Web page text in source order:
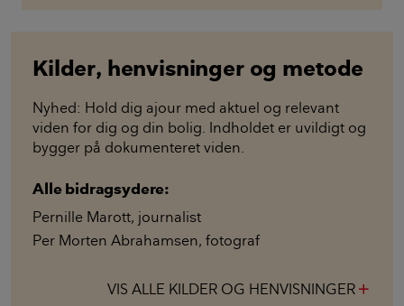
Kilder, henvisninger og metode
Nyhed: Hold dig ajour med aktuel og relevant
viden for dig og din bolig. Indholdet er uvildigt og
bygger på dokumenteret viden.
Alle bidragsydere:
Pernille Marott, journalist
Per Morten Abrahamsen, fotograf
VIS ALLE KILDER OG HENVISNINGER